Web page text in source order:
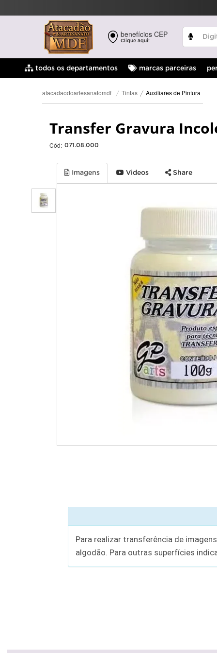
benefícios CEP
Clique aqui!
todos os departamentos marcas parceiras
atacadaodoartesanatomdf Tintas Auxiliares de Pintura
Transfer Gravura
Cód: 071.08.000
Imagens Videos Share
Para realizar transferência de
algodão. Para outras superfícies